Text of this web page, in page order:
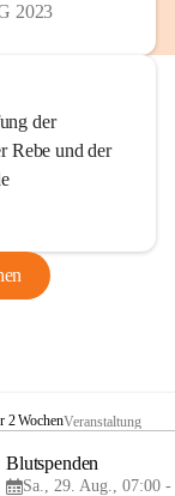
2023
der
Rebe und der
2 WochenVeranstaltung
Blutspenden
Sa., 29. Aug., 07:00 -